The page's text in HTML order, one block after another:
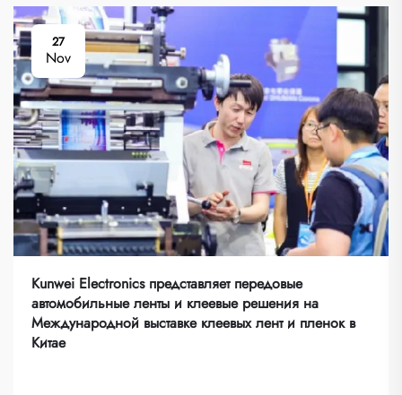
27
Nov
Kunwei Electronics представляет передовые
автомобильные ленты и клеевые решения на
Международной выставке клеевых лент и пленок в
Китае